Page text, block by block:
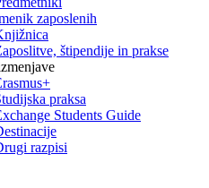
zaposlenih
štipendije in prakse
praksa
Students Guide
razpisi